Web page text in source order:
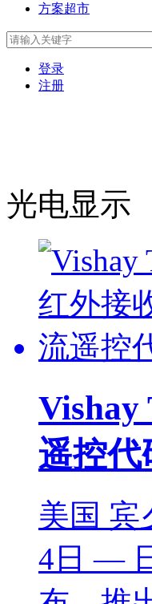
方案超市
登录
注册
光电显示
Vishay
遥控代
美国 宾
4日 —